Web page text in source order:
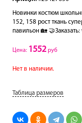
Новинки костюм
152, 158 рост ткань
павильон 🏡
Цена: 1552 руб
Нет в наличии.
Таблица размеров